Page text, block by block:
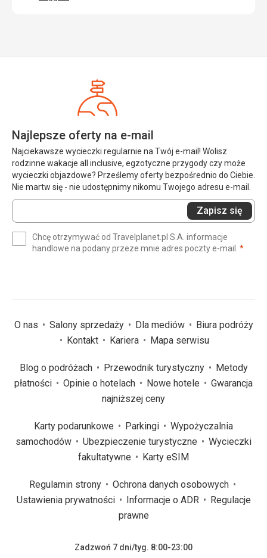
Najlepsze oferty na e-mail
Najciekawsze wycieczki regularnie na Twój e-mail! Wolisz
rodzinne wakacje all inclusive, egzotyczne przygody czy może
wycieczki objazdowe? Prześlemy oferty bezpośrednio do Ciebie.
Nie martw się - nie udostępnimy nikomu Twojego adresu e-mail.
Wprowadź
swój
(wymagane)
Zapisz się
Chcę otrzymywać od Travelplanet.pl S.A. informacje
handlowe na podany przeze mnie adres poczty e-mail. *
O nas Salony sprzedaży Dla mediów
Biura podróży
Kontakt
Kariera Mapa serwisu
Blog o podróżach Przewodnik turystyczny
Metody
płatności
Opinie o hotelach Nowe hotele
Gwarancja
najniższej ceny
Karty podarunkowe Parkingi
Wypożyczalnia
samochodów
Ubezpieczenie turystyczne
Wycieczki
fakultatywne
Karty eSIM
Regulamin strony
Ochrona danych osobowych
Ustawienia prywatności
Informacje o ADR
Regulacje
prawne
Zadzwoń 7 dni/tyg. 8:00-23:00